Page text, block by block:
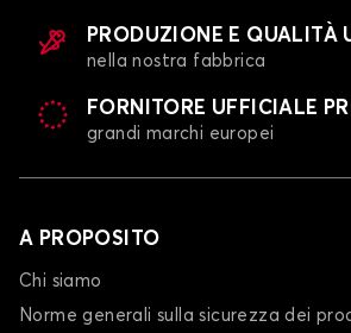
PRODUZIONE E QUALITÀ
nella nostra fabbrica
FORNITORE UFFICIALE
grandi marchi europei
A PROPOSITO
Chi siamo
Norme generali sulla sicurezza dei